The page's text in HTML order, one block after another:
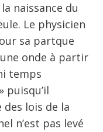
naissance du
Le physicien
sa partque
onde à partir
temps
puisqu’il
des lois de la
n’est pas levé